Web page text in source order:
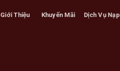
Giới Thiệu Khuyến Mãi Dịch Vụ